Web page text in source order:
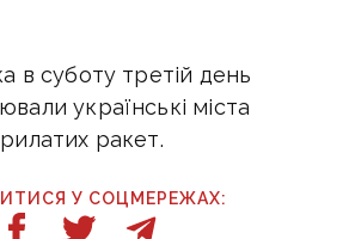
в суботу третій день
українські міста
ракет.
У СОЦМЕРЕЖАХ: